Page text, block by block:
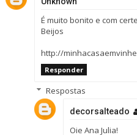
É muito bonito e com
Beijos
http://
Responder
Respostas
decorsalteado
Oie Ana Julia!